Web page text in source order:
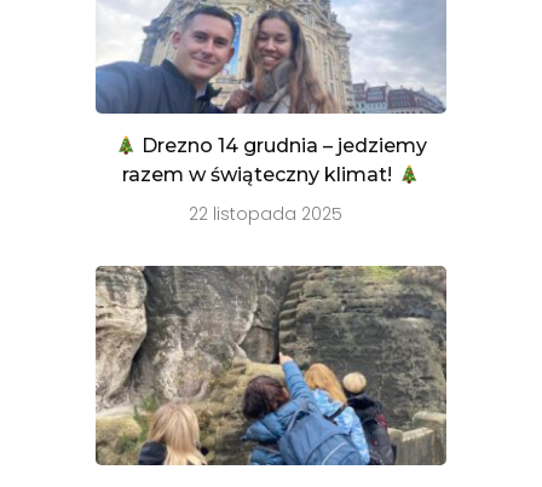
Drezno 14 grudnia – jedziemy
razem w świąteczny klimat!
22 listopada 2025